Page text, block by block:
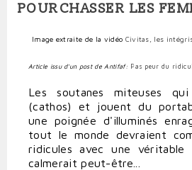
Image extraite de la vidéo Civitas, les
Article issu d'un post de Antifaf: Pas peur du
Les soutanes miteuses
(cathos) et jouent du
une poignée d'illuminés
tout le monde devraient
ridicules avec une véritable
calmerait peut-être...